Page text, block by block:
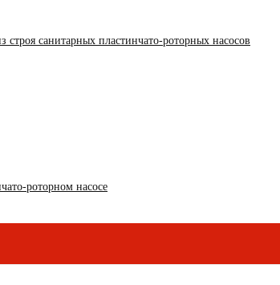
санитарных пластинчато-роторных насосов
роторном насосе